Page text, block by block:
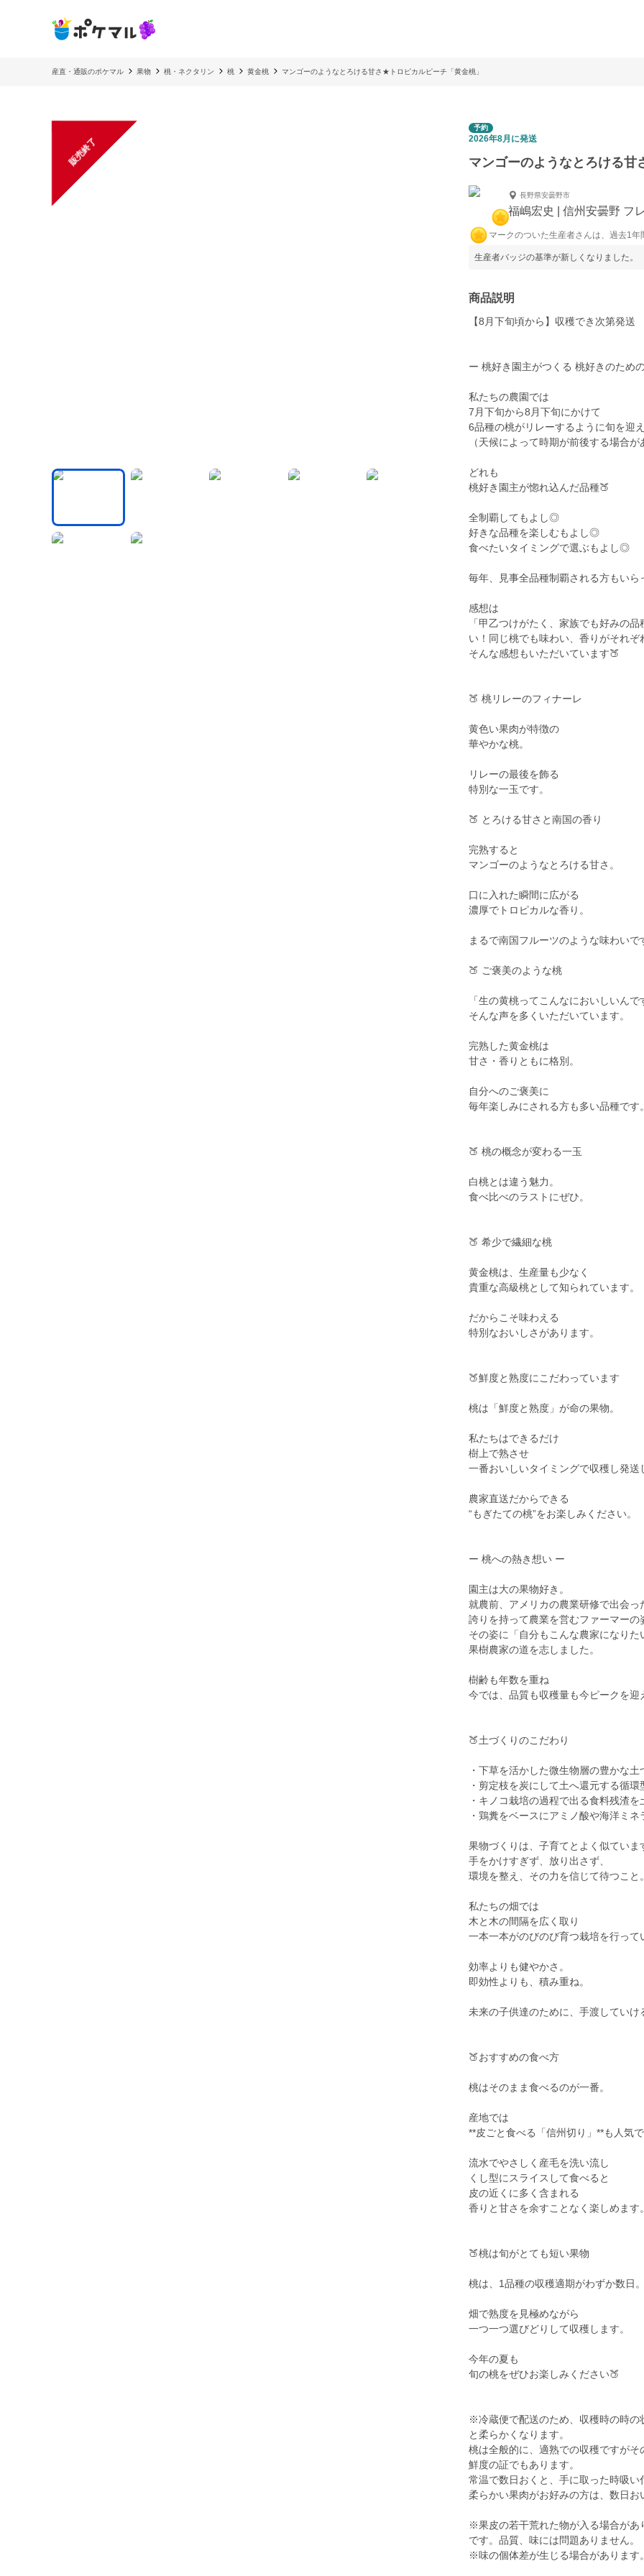
産直・通販のポケマル 果物 桃・ネクタリン 桃 黄金桃 マンゴーのようなとろける甘さ★トロピカルピーチ「黄金桃」
販売終了
予約
2026年8月に発送
マンゴーのようなとろける
長野県安曇野市
福嶋宏史 | 信州安曇野 フ
マークのついた生産者さんは、過去1
生産者バッジの基準が新しくなりました。
商品説明
【8月下旬頃から】収穫でき次第発送
ー 桃好き園主がつくる 桃好きのため
私たちの農園では
7月下旬から8月下旬にかけて
6品種の桃がリレーするように旬を迎
（天候によって時期が前後する場合が
どれも
桃好き園主が惚れ込んだ品種🍑
全制覇してもよし◎
好きな品種を楽しむもよし◎
食べたいタイミングで選ぶもよし◎
毎年、見事全品種制覇される方もいら
感想は
「甲乙つけがたく、家族でも好みの
い！同じ桃でも味わい、香りがそれ
そんな感想もいただいています🍑
🍑 桃リレーのフィナーレ
黄色い果肉が特徴の
華やかな桃。
リレーの最後を飾る
特別な一玉です。
🍑 とろける甘さと南国の香り
完熟すると
マンゴーのようなとろける甘さ。
口に入れた瞬間に広がる
濃厚でトロピカルな香り。
まるで南国フルーツのような味わいで
🍑 ご褒美のような桃
「生の黄桃ってこんなにおいしいんで
そんな声を多くいただいています。
完熟した黄金桃は
甘さ・香りともに格別。
自分へのご褒美に
毎年楽しみにされる方も多い品種です
🍑 桃の概念が変わる一玉
白桃とは違う魅力。
食べ比べのラストにぜひ。
🍑 希少で繊細な桃
黄金桃は、生産量も少なく
貴重な高級桃として知られています。
だからこそ味わえる
特別なおいしさがあります。
🍑鮮度と熟度にこだわっています
桃は「鮮度と熟度」が命の果物。
私たちはできるだけ
樹上で熟させ
一番おいしいタイミングで収穫し発送
農家直送だからできる
“もぎたての桃”をお楽しみください。
ー 桃への熱き想い ー
園主は大の果物好き。
就農前、アメリカの農業研修で出会っ
誇りを持って農業を営むファーマー
その姿に「自分もこんな農家になりた
果樹農家の道を志しました。
樹齢も年数を重ね
今では、品質も収穫量も今ピークを迎
🍑土づくりのこだわり
・下草を活かした微生物層の豊かな土
・剪定枝を炭にして土へ還元する循環
・キノコ栽培の過程で出る食料残渣
・鶏糞をベースにアミノ酸や海洋ミ
果物づくりは、子育てとよく似ていま
手をかけすぎず、放り出さず、
環境を整え、その力を信じて待つこと
私たちの畑では
木と木の間隔を広く取り
一本一本がのびのび育つ栽培を行って
効率よりも健やかさ。
即効性よりも、積み重ね。
未来の子供達のために、手渡してい
🍑おすすめの食べ方
桃はそのまま食べるのが一番。
産地では
**皮ごと食べる「信州切り」**も人気
流水でやさしく産毛を洗い流し
くし型にスライスして食べると
皮の近くに多く含まれる
香りと甘さを余すことなく楽しめます
🍑桃は旬がとても短い果物
桃は、1品種の収穫適期がわずか数日
畑で熟度を見極めながら
一つ一つ選びどりして収穫します。
今年の夏も
旬の桃をぜひお楽しみください🍑
※冷蔵便で配送のため、収穫時の時の
と柔らかくなります。
桃は全般的に、適熟での収穫ですが
鮮度の証でもあります。
常温で数日おくと、手に取った時吸
柔らかい果肉がお好みの方は、数日
※果皮の若干荒れた物が入る場合があ
です。品質、味には問題ありません。
※味の個体差が生じる場合があります